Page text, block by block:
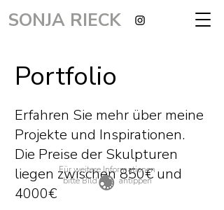
SONJA RIECK
Portfolio
Erfahren Sie mehr über meine
Projekte und Inspirationen.
Die Preise der Skulpturen
liegen zwischen 850€ und
4000€
Für weitere Informationen
bitte Bildantippen